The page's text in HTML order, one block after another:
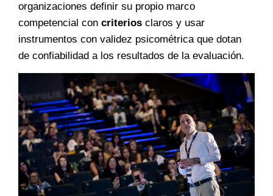
organizaciones definir su propio marco
competencial con criterios claros y usar
instrumentos con validez psicométrica que dotan
de confiabilidad a los resultados de la evaluación.